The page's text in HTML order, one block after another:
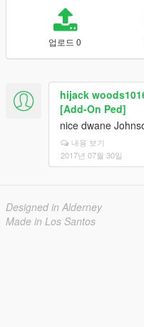
업로드 0
hijack
[Add-On Ped]
nice dwane
내용 보기
2017년 07월 30일
Designed in Alderney
Made in Los Santos